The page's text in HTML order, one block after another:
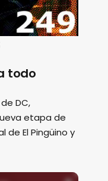
todo
DC,
etapa de
de El Pingüino y